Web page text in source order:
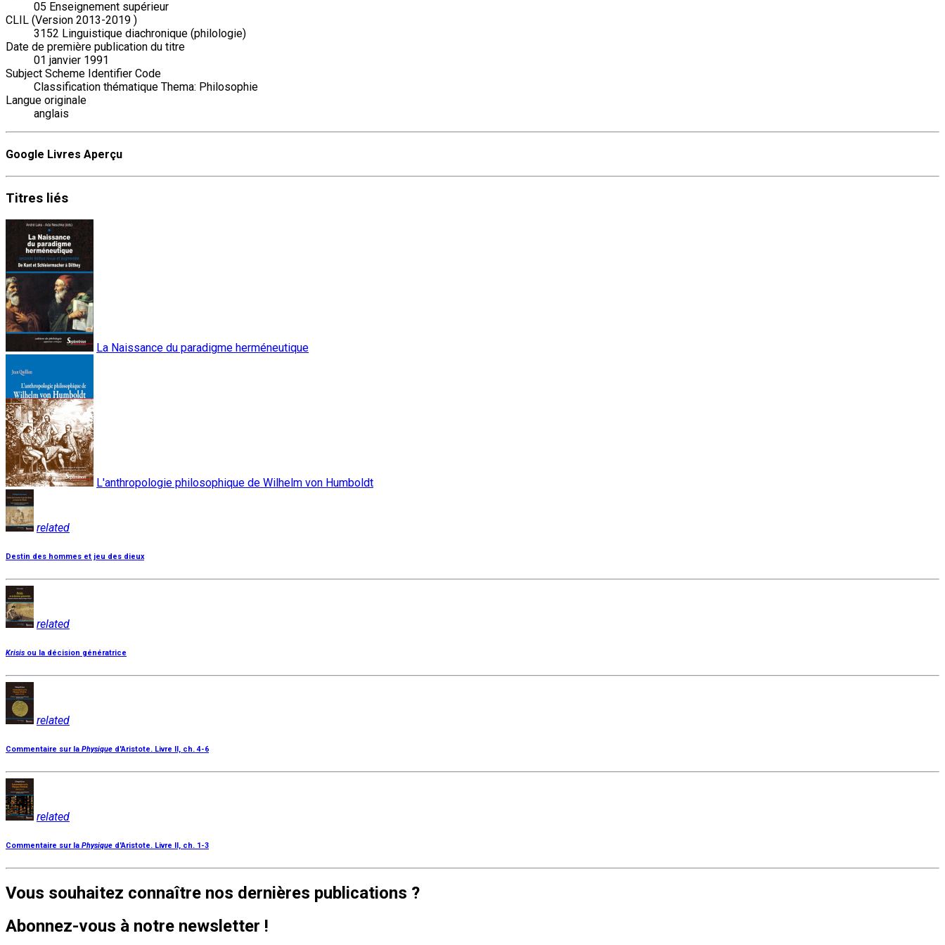
05 Enseignement supérieur
CLIL (Version 2013-2019 )
3152 Linguistique diachronique (philologie)
Date de première publication du titre
01 janvier 1991
Subject Scheme Identifier Code
Classification thématique Thema: Philosophie
Langue originale
anglais
Google Livres Aperçu
Titres liés
La Naissance du paradigme herméneutique
L'anthropologie philosophique de Wilhelm von Humboldt
related
Destin des hommes et jeu des dieux
related
Krisis ou la décision génératrice
related
Commentaire sur la Physique d'Aristote. Livre II, ch. 4-6
related
Commentaire sur la Physique d'Aristote. Livre II, ch. 1-3
Vous souhaitez connaître nos dernières publications ?
Abonnez-vous à notre newsletter !